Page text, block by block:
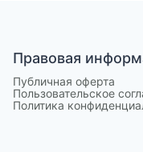
Правовая
Публичная оферта
Пользовательское
Политика